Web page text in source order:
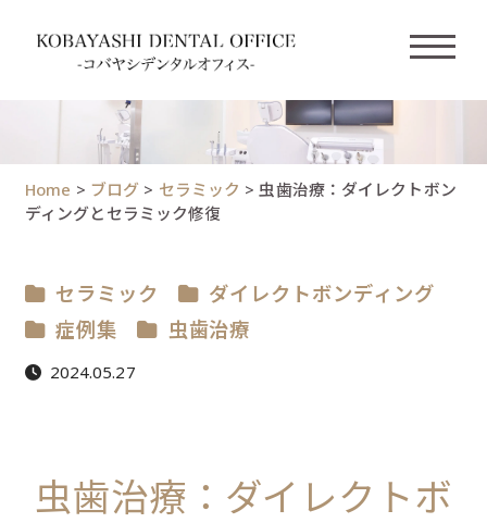
Home > ブログ > セラミック > 虫歯治療：ダイレクトボン
ディングとセラミック修復
セラミック
ダイレクトボンディング
症例集
虫歯治療
2024.05.27
虫歯治療：ダイレクトボ